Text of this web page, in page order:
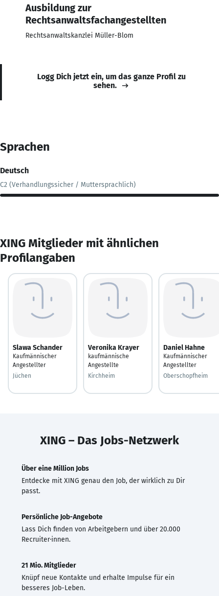
Ausbildung zur
Rechtsanwaltsfachangestellten
Rechtsanwaltskanzlei Müller-Blom
Logg Dich jetzt ein, um das ganze Profil zu
sehen.
Sprachen
Deutsch
C2 (Verhandlungssicher / Muttersprachlich)
XING Mitglieder mit ähnlichen
Profilangaben
Slawa Schander
Kaufmännischer
Angestellter
Jüchen
Veronika Krayer
kaufmännische
Angestellte
Kirchheim
Daniel Hahne
Kaufmännischer
Angestellter
Oberschopfheim
XING – Das Jobs-Netzwerk
Über eine Million Jobs
Entdecke mit XING genau den Job, der wirklich zu Dir
passt.
Persönliche Job-Angebote
Lass Dich finden von Arbeitgebern und über 20.000
Recruiter·innen.
21 Mio. Mitglieder
Knüpf neue Kontakte und erhalte Impulse für ein
besseres Job-Leben.